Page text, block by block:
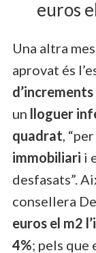
euros
Una altra
aprovat és
d’increments
un lloguer
quadrat, “per
immobiliari i
desfasats”.
consellera
euros el m2
4%; pels que